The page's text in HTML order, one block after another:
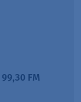
99,30 FM